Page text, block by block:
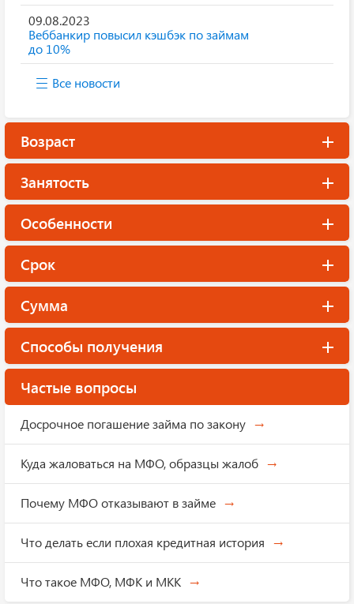
09.08.2023
Веббанкир повысил кэшбэк по займам
до 10%
Все новости
Возраст
Занятость
Особенности
Срок
Сумма
Способы получения
Частые вопросы
Досрочное погашение займа по закону
Куда жаловаться на МФО, образцы жалоб
Почему МФО отказывают в займе
Что делать если плохая кредитная история
Что такое МФО, МФК и МКК